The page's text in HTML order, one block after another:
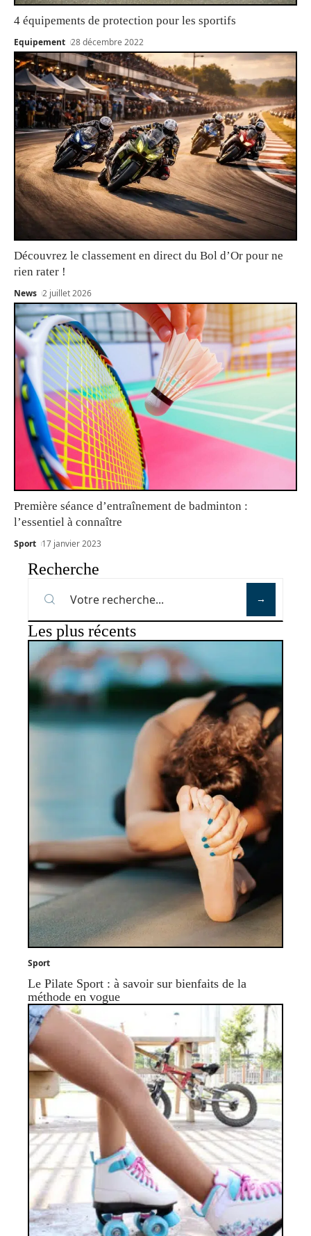
4 équipements de protection pour les sportifs
Equipement 28 décembre 2022
Découvrez le classement en direct du Bol d’Or pour ne
rien rater !
News 2 juillet 2026
Première séance d’entraînement de badminton :
l’essentiel à connaître
Sport 17 janvier 2023
Recherche
Les plus récents
Sport
Le Pilate Sport : à savoir sur bienfaits de la
méthode en vogue